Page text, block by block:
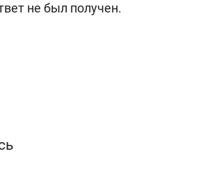
не был получен.